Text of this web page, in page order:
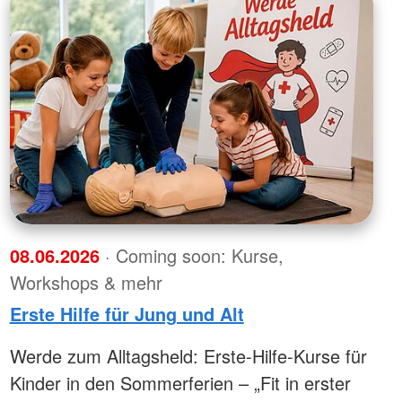
08.06.2026 · Coming soon: Kurse,
Workshops & mehr
Erste Hilfe für Jung und Alt
Werde zum Alltagsheld: Erste-Hilfe-Kurse für
Kinder in den Sommerferien – „Fit in erster